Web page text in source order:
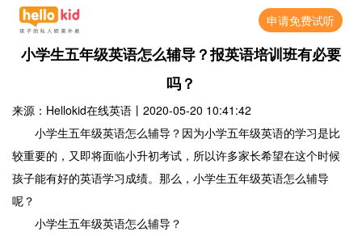
申请免费试听
小学生五年级英语怎么辅导？报英语培训班有必要
吗？
来源：Hellokid在线英语 丨 2020-05-20 10:41:42
小学生五年级英语怎么辅导？因为小学五年级英语的学习是比
较重要的，又即将面临小升初考试，所以许多家长希望在这个时候
孩子能有好的英语学习成绩。那么，小学生五年级英语怎么辅导
呢？
小学生五年级英语怎么辅导？